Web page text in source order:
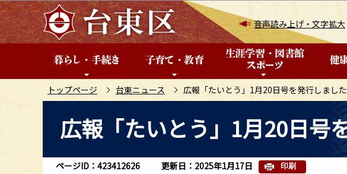
こ
の
ペ
音声読み上げ・文字拡大
トップページ 台東ニュース 広報「たいとう」1月20日号を発行しました
こ
広報「たいとう」1月20日号
ページID：423412626 更新日：2025年1月17日 印刷